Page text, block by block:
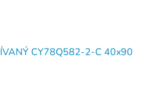
CY78Q582-2-C 40x90